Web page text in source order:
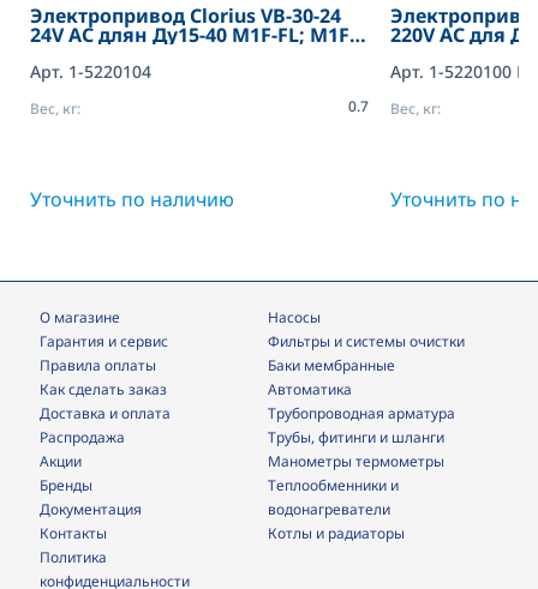
Электропривод Clorius VB-30-24
24V АС длян Ду15-40 M1F-FL; M1F-
Арт. 1-5220104
Вес, кг: 0.7
Уточнить по наличию
220V АС для
Арт. 1-5220100 RU
Вес, кг:
Уточнить по
О магазине
Гарантия и сервис
Правила оплаты
Как сделать заказ
Доставка и оплата
Распродажа
Акции
Бренды
Документация
Контакты
Насосы
фильтры и системы очистки
Баки мембранные
Автоматика
трубопроводная арматура
трубы, фитинги и шланги
манометры термометры
теплообменники и
водонагреватели
Котлы и радиаторы
Политика
конфиденциальности